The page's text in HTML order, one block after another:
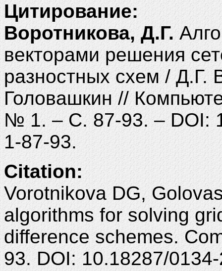
Цитирование:
Воротникова, Д.Г.
векторами решения
разностных схем / Д.Г.
Головашкин //
№ 1. – С. 87-93. – DOI:
1-87-93.
Citation:
Vorotnikova DG,
algorithms for solving
difference schemes.
93. DOI: 10.18287/